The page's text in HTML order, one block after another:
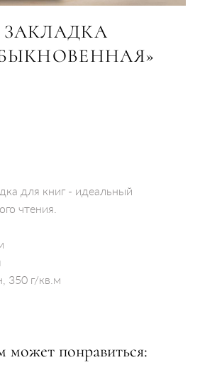
для книг - идеальный
чтения.
350 г/кв.м
может понравиться: